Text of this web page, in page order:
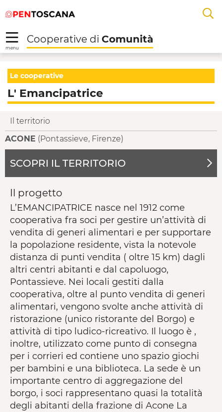
Skip to Main Content
alal
menu
Cooperative di Comunità
L' Emancipatrice -
Le cooperative
L' Emancipatrice
Il territorio
ACONE (Pontassieve, Firenze)
SCOPRI IL TERRITORIO
Il progetto
L’EMANCIPATRICE nasce nel 1912 come
cooperativa fra soci per gestire un’attività di
vendita di generi alimentari e per supportare
la popolazione residente, vista la notevole
distanza di punti vendita ( oltre 15 km) dagli
altri centri abitanti e dal capoluogo,
Pontassieve. Nei locali gestiti dalla
cooperativa, oltre al punto vendita di generi
alimentari, vengono svolte anche attività di
ristorazione (unico ristorante del Borgo) e
attività di tipo ludico-ricreativo. Il luogo è ,
inoltre, utilizzato come punto di consegna
per i corrieri ed contiene uno spazio giochi
per bambini e una biblioteca. La sede è un
importante centro di aggregazione del
borgo, i soci rappresentano quasi la totalità
degli abitanti della frazione di Acone La